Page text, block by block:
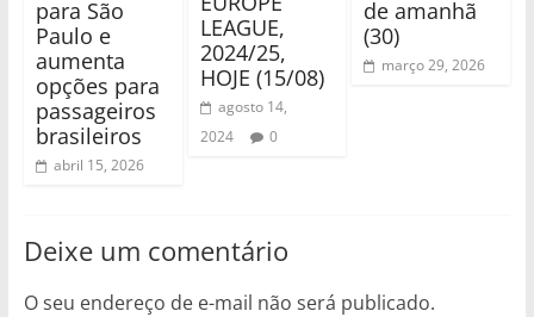
para São
Paulo e
aumenta
opções para
passageiros
brasileiros
abril 15, 2026
LEAGUE,
2024/25,
HOJE (15/08)
agosto 14,
2024
0
de amanhã
(30)
março 29, 2026
Deixe um comentário
O seu endereço de e-mail não será publicado.